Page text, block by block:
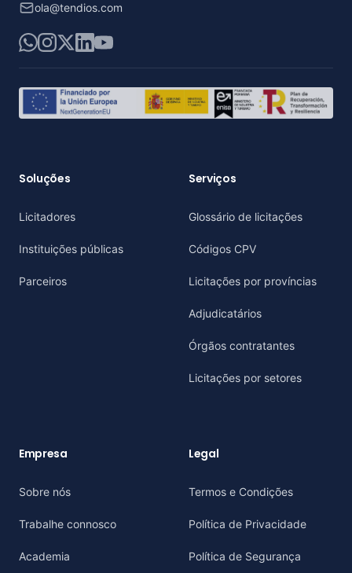
ola@tendios.com
WhatsApp
Instagram
X LinkedIn
YouTube
Soluções
Licitadores
Instituições públicas
Parceiros
Serviços
Glossário de licitações
Códigos CPV
Licitações por províncias
Adjudicatários
Órgãos contratantes
Licitações por setores
Empresa
Sobre nós
Trabalhe connosco
Academia
Legal
Termos e Condições
Política de Privacidade
Política de Segurança